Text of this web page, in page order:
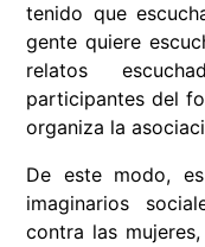
tenido que
gente quiere
relatos
participantes del
organiza la
De este modo,
imaginarios
contra las